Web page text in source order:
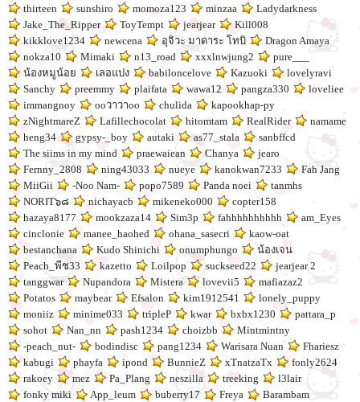
thirteen
sunshiro momoza123 minzaa
Ladydarkness
Jake_The_Ripper
ToyTempt jearjear
Kill008
kikklove1234
newcena อุจิวะ มาดาระ โทบิ
Dragon Amaya
nokza10
Mimaki n13_road xxxlnwjung2
pure___
น้องหมูน้อย
เลอแปง babiloncelove Kazuoki
lovelyravi
Sanchy
preemmy plaifata wawa12 pangza330
loveliee
immangnoy
ooวาวาoo chulida
kapookhap-py
zNightmareZ
Lafillechocolat hitomtam RealRider
namame
heng34
gypsy-_boy autaki as77_stala
sanbffcd
The siims in my mind
praewaiean Chanya
jearo
Fernny_2808
ning43033 nueye kanokwan7233
Fah Jang
MiiGii
-Noo Nam- popo7589 Panda noei
tanmhs
NORIT๖๘
nichayacb mikeneko000
copter158
hazaya8177
mookzaza14 Sim3p fahhhhhhhhhh
am_Eyes
cinclonie
manee_haohed ohana_sasecri
kaow-oat
bestanchana
Kudo Shinichi onumphungo
น้องเจน
Peach_พีช33
kazetto Loilpop suckseed22
jearjear 2
tanggwar
Nupandora Mistera lovevii5
mafiazaz2
Potatos
maybear Efsalon kim1912541
lonely_puppy
moniiz
minime033 tripleP kwar bxbx1230
pattara_p
sohot
Nan_nn pash1234 choizbb
Mintmintny
-peach_nut-
bodindisc pang1234 Warisara Nuan
Fhariesz
kabugi
phayfa ipond BunnieZ xTnatzaTx
fonly2624
rakoey
mez Pa_Plang neszilla treeking
l3lair
fonky miki
App_leum buberry17 Freya
Barambam